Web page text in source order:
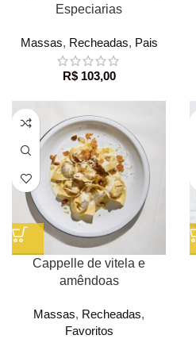
Especiarias
Massas, Recheadas, Pais
R$103,00
Cappelle de vitela e
amêndoas
Massas, Recheadas,
Favoritos